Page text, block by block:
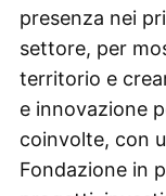
presenza nei
settore, per
territorio e
e innovazione
coinvolte, con
Fondazione in